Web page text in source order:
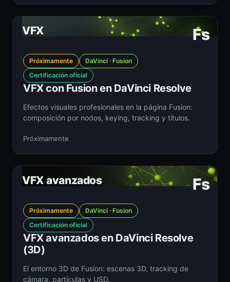
Fs
VFX
Próximamente
DaVinci · Fusion
Certificación oficial
VFX con Fusion en DaVinci Resolve
Efectos visuales profesionales en la página Fusion:
composición por nodos, keying, tracking y títulos.
Próximamente
Fs
VFX avanzados
Próximamente
DaVinci · Fusion
Certificación oficial
VFX avanzados en DaVinci Resolve
(3D)
El entorno 3D de Fusion: escenas 3D, tracking de
cámara, partículas y USD.